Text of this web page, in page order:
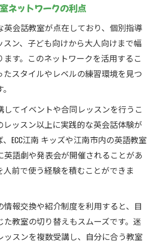
ネットワークの利点
英会話教室が点在しており、個別指導
スン、子ども向けから大人向けまで幅
す。このネットワークを活用するこ
たスタイルやレベルの練習環境を見つ
してイベントや合同レッスンを行うこ
レッスン以上に実践的な英会話体験が
ECC江南 キッズや江南市内の英語教室
英語劇や発表会が開催されることがあ
人前で使う経験を積むことができま
情報交換や紹介制度を利用すると、目
た教室の切り替えもスムーズです。迷
ッスンを複数受講し、自分に合う教室